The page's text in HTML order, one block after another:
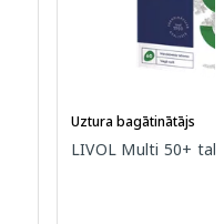
Uztura bagātinātājs
LIVOL Multi 50+